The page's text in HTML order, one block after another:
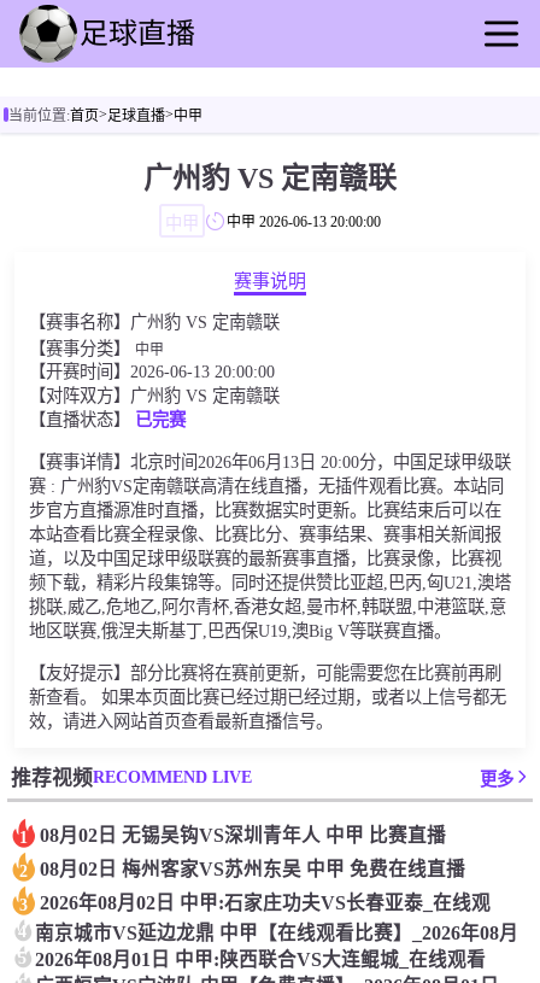
足球直播
全球联赛
当前位置:首页>足球直播>中甲
广州豹 VS 定南赣联
中甲 中甲 2026-06-13 20:00:00
赛事说明
【赛事名称】广州豹 VS 定南赣联
【赛事分类】
中甲
【开赛时间】2026-06-13 20:00:00
【对阵双方】广州豹 VS 定南赣联
【直播状态】
已完赛
【赛事详情】北京时间2026年06月13日 20:00分，中国足球甲级联
赛 : 广州豹VS定南赣联高清在线直播，无插件观看比赛。本站同
步官方直播源准时直播，比赛数据实时更新。比赛结束后可以在
本站查看比赛全程录像、比赛比分、赛事结果、赛事相关新闻报
道，以及中国足球甲级联赛的最新赛事直播，比赛录像，比赛视
频下载，精彩片段集锦等。同时还提供赞比亚超,巴丙,匈U21,澳塔
挑联,威乙,危地乙,阿尔青杯,香港女超,曼市杯,韩联盟,中港篮联,意
地区联赛,俄涅夫斯基丁,巴西保U19,澳Big V等联赛直播。
【友好提示】部分比赛将在赛前更新，可能需要您在比赛前再刷
新查看。 如果本页面比赛已经过期已经过期，或者以上信号都无
效，请进入网站首页查看最新直播信号。
推荐视频RECOMMEND LIVE 更多
1 08月02日 无锡吴钩VS深圳青年人 中甲 比赛直播
2 08月02日 梅州客家VS苏州东吴 中甲 免费在线直播
3 2026年08月02日 中甲:石家庄功夫VS长春亚泰_在线观
4 南京城市VS延边龙鼎 中甲【在线观看比赛】_2026年08月
5 2026年08月01日 中甲:陕西联合VS大连鲲城_在线观看